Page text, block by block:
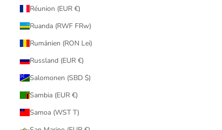
Réunion (EUR €)
Ruanda (RWF FRw)
Rumänien (RON Lei)
Russland (EUR €)
Salomonen (SBD $)
Sambia (EUR €)
Samoa (WST T)